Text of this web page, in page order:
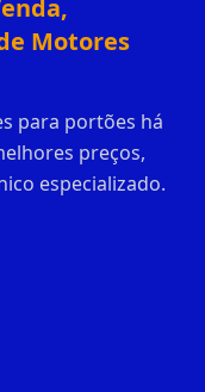
Motores
para portões há
preços,
especializado.